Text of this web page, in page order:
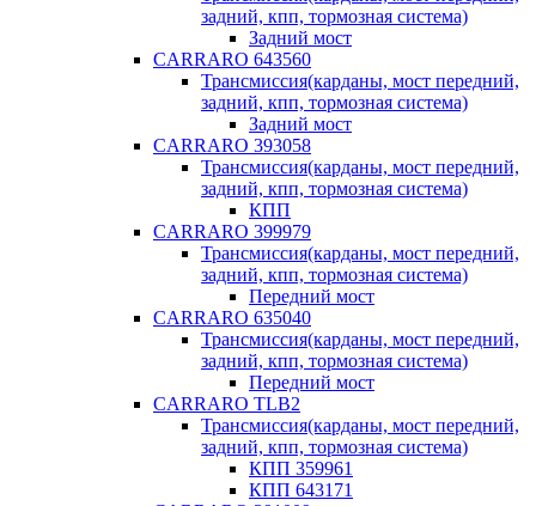
задний, кпп, тормозная система)
Задний мост
CARRARO 643560
Трансмиссия(карданы, мост передний,
задний, кпп, тормозная система)
Задний мост
CARRARO 393058
Трансмиссия(карданы, мост передний,
задний, кпп, тормозная система)
КПП
CARRARO 399979
Трансмиссия(карданы, мост передний,
задний, кпп, тормозная система)
Передний мост
CARRARO 635040
Трансмиссия(карданы, мост передний,
задний, кпп, тормозная система)
Передний мост
CARRARO TLB2
Трансмиссия(карданы, мост передний,
задний, кпп, тормозная система)
КПП 359961
КПП 643171